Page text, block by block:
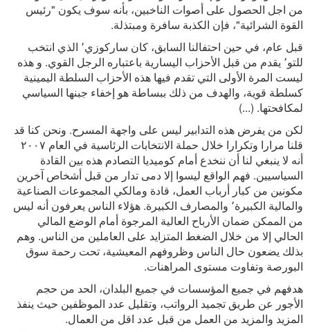
من اجل الحصول على أصوات الناخبين، بأنه سوف يكون "رئيس
القوة الشرائية"، فإن الكذبة سافرة ومبتذلة.
قبل عام، في حين احتفالنا السابق، كان ساركوزي٬ الذي انتخب
للتو٬ يقدم من قبل الأحزاب اليسارية باعتباره الرجل القوي. و هذه
ليست المرة الأولى التي تقدم فيها هذه الأحزاب السلطة اليمينية
كسلطة قوية، والهدف من ذلك ببساطة هو إخفاء جبنها السياسي
لمكافحتها. (...)
لكن من يفرض هذه التدابير ليس على واجهة المسرح. ونحن كنا قد
قلنا مرارا وتكرارا خلال حملة الانتخابات الرئاسية في العام ٢٠٠٧
أنه لا ينبغي لنا أن ننخدع أمام كوميديا التصادم هذه بين القادة
السياسيين. فهم الواقع ليسوا إلا دمى تدار من قبل أشخاص آخرين
مكونين من كبار أرباب العمل، قادة ومالكي المجموعات الصناعية
والمالية الكبيرة٬ والمصارف الكبيرة. هؤلاء الناس يعرفون أنه ليس
من الممكن ضمان الأرباح العالية المرجوة أمام الوضع المالي
الحالي إلا من خلال الضغط المتزايد على العاملين من الناس. وهم
بذلك يضعون حال الناس وظروفهم المعيشية، تحت رحمة سوق
البورصة وتفاوت مستوى المراهنات.
هدفهم في جميع المؤسسات في جميع البلدان، الحد من حجم
الأجور عن طريق تجميد الرواتب، وتقليل عدد الموظفين حيث ينفذ
المزيد والمزيد من العمل من قبل عدد اقل من العمال.